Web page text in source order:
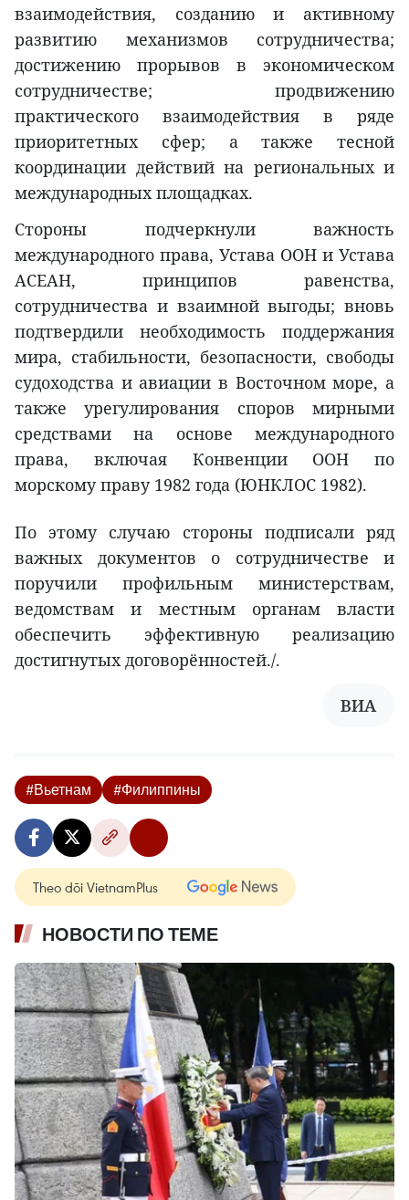
взаимодействия, созданию и активному
развитию механизмов сотрудничества;
достижению прорывов в экономическом
сотрудничестве; продвижению
практического взаимодействия в ряде
приоритетных сфер; а также тесной
координации действий на региональных и
международных площадках.
Стороны подчеркнули важность
международного права, Устава ООН и Устава
АСЕАН, принципов равенства,
сотрудничества и взаимной выгоды; вновь
подтвердили необходимость поддержания
мира, стабильности, безопасности, свободы
судоходства и авиации в Восточном море, а
также урегулирования споров мирными
средствами на основе международного
права, включая Конвенции ООН по
морскому праву 1982 года (ЮНКЛОС 1982).
По этому случаю стороны подписали ряд
важных документов о сотрудничестве и
поручили профильным министерствам,
ведомствам и местным органам власти
обеспечить эффективную реализацию
достигнутых договорённостей./.
ВИА
#Вьетнам #Филиппины
Theo dõi VietnamPlus
НОВОСТИ ПО ТЕМЕ